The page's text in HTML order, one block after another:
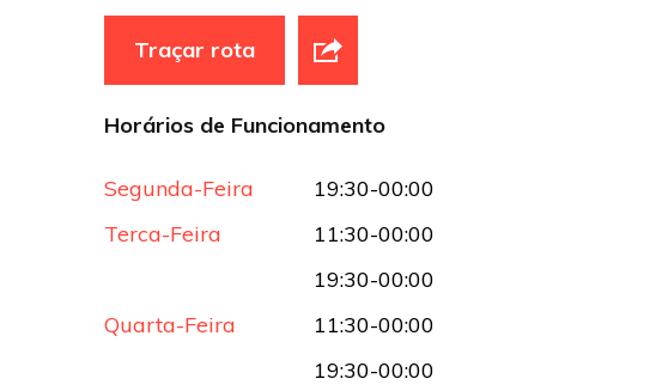
Traçar rota
Horários de Funcionamento
Segunda-Feira
19:30-00:00
Terca-Feira
11:30-00:00
19:30-00:00
Quarta-Feira
11:30-00:00
19:30-00:00